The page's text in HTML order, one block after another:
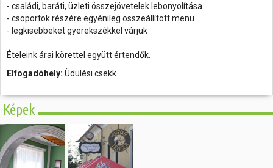
- családi, baráti, üzleti összejövetelek lebonyolítása
- csoportok részére egyénileg összeállított menü
- legkisebbeket gyerekszékkel várjuk
Ételeink árai körettel együtt értendők.
Elfogadóhely: Üdülési csekk
Képek